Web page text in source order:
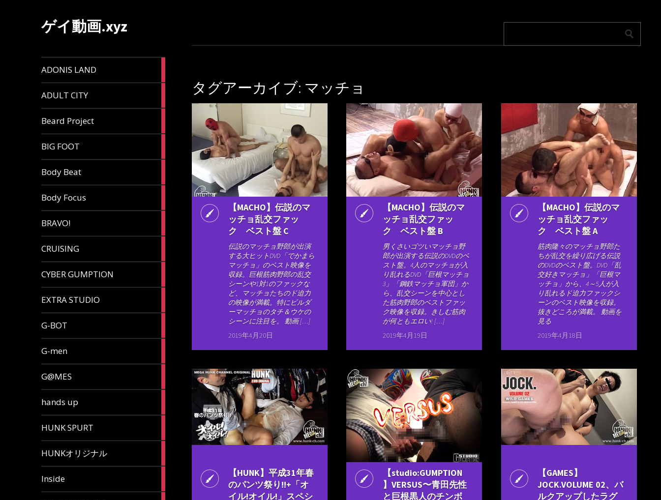
ゲイ動画.xyz
ADONIS LAND
ADULT CITY
Beard Project
BIG FOOT
Body Beat
Body Focus
BRAVO!
CRUISING
CYBER GUMPTION
EXTRA STUDIO
G-BOT
G-men
G@MES
hands up
HUNK SPURT
HUNKオリジナル
Inside
タグアーカイブ: マッチョ
【MACHO】伝説のマ
ッチョ乱交ファッ
ク ベスト盤 C
伝説のマッチョ野郎が出演
する大ヒットDVD「でかまら
マッチョ」のベスト映像を
収録。巨根筋肉野郎の乱交
シーンや1対1のファックな
ど、マッチョたちのド迫力
の映像が満載。特にビルダ
ーマッチョのタチ＆ウケの
シーンに注目を。 動画 […]
2019年4月20日
【MACHO】伝説のマ
ッチョ乱交ファッ
ク ベスト盤 B
男くさいゴツいマッチョ野
郎が出演する伝説のDVDのベ
スト盤。4人のマッチョが入
り乱れるDVD「巨根マッチョ
3」「鋼鉄マッチョ軍団」か
ら、乱交シーンを中心とし
た筋肉野郎のベストファッ
ク映像を収録。きしむ筋肉
が何ともエロい! […]
2019年4月19日
【MACHO】伝説のマ
ッチョ乱交ファッ
ク ベスト盤 A
筋肉隆々のマッチョ野郎た
ちが乱交を繰り広げる伝説
のDVDのベスト盤。DVD「乱
交好きマッチョ」「巨根マ
ッチョ」から、4～5人が入
り乱れるド迫力ファックシ
ーンのベスト映像を収録。
抜きどころが満載。 動画を
見る
2019年4月18日
【HUNK】平成31年春
のパンツ祭り!!+「オ
イル!オイル!」スペシ
【studio:GUMPTION
】VERSUS〜青田先性
と巨根黒人のチンボ
【GAMES】
JOCK.VOLUME 02、バ
ルクアップしたラグ